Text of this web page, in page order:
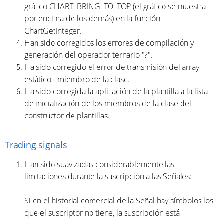
gráfico CHART_BRING_TO_TOP (el gráfico se muestra
por encima de los demás) en la función
ChartGetInteger.
Han sido corregidos los errores de compilación y
generación del operador ternario "?".
Ha sido corregido el error de transmisión del array
estático - miembro de la clase.
Ha sido corregida la aplicación de la plantilla a la lista
de inicialización de los miembros de la clase del
constructor de plantillas.
Trading signals
Han sido suavizadas considerablemente las
limitaciones durante la suscripción a las Señales:
Si en el historial comercial de la Señal hay símbolos los
que el suscriptor no tiene, la suscripción está